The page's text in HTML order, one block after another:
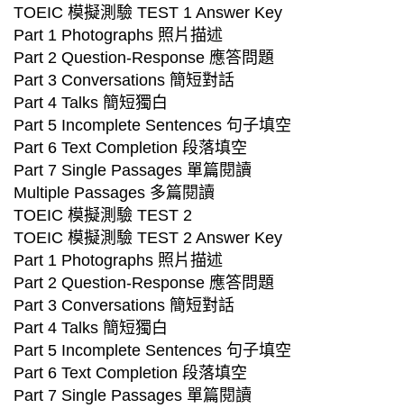
TOEIC 模擬測驗 TEST 1 Answer Key
Part 1 Photographs 照片描述
Part 2 Question-Response 應答問題
Part 3 Conversations 簡短對話
Part 4 Talks 簡短獨白
Part 5 Incomplete Sentences 句子填空
Part 6 Text Completion 段落填空
Part 7 Single Passages 單篇閱讀
Multiple Passages 多篇閱讀
TOEIC 模擬測驗 TEST 2
TOEIC 模擬測驗 TEST 2 Answer Key
Part 1 Photographs 照片描述
Part 2 Question-Response 應答問題
Part 3 Conversations 簡短對話
Part 4 Talks 簡短獨白
Part 5 Incomplete Sentences 句子填空
Part 6 Text Completion 段落填空
Part 7 Single Passages 單篇閱讀